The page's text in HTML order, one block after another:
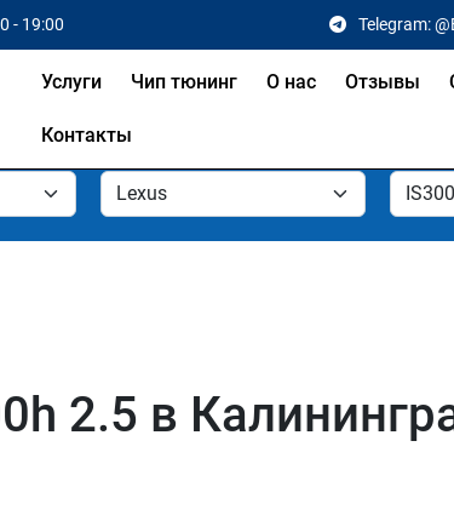
- 19:00 Telegram:
Услуги Чип тюнинг О нас Отзывы
Контакты
2.5 в